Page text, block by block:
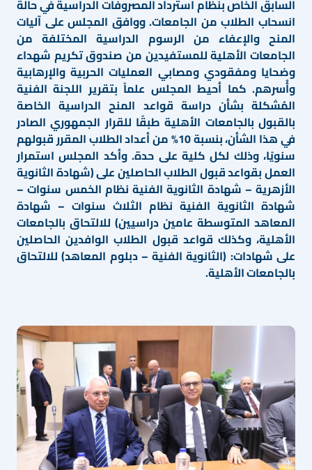
السابق الخاص بنظام استرداد المصروفات الدراسية في حالة
انسحاب الطلاب من الجامعات. ووافق المجلس على آليات
المنح والإعفاء من الرسوم الدراسية المختلفة من
الجامعات الأهلية للمستفيدين من صندوق تكريم شهداء
وضحايا ومفقودي ومصابي العمليات الحربية والإرهابية
وأُسرهم. كما أحيط المجلس علماً بتقرير اللجنة الفنية
المُشكلة بشأن دراسة قواعد المنح الدراسية الخاصة
بالقبول بالجامعات الأهلية طبقًا للقرار الجمهوري الصادر
في هذا الشأن، بنسبة 10% من أعداد الطلاب المقرر قبولهم
سنويًا، وذلك لكل كلية على حدة. وأكد المجلس استمرار
العمل بقواعد قبول الطلاب الحاصلين على (شهادة الثانوية
الأزهرية – شهادة الثانوية الفنية نظام الخمس سنوات –
شهادة الثانوية الفنية نظام الثلاث سنوات – شهادة
المعاهد المتوسطة عامين دراسيين) للالتحاق بالجامعات
الأهلية، وكذلك قواعد قبول الطلاب الوافدين الحاصلين
على شهادات: (الثانوية الفنية – دبلوم المعاهد) للالتحاق
بالجامعات الأهلية.